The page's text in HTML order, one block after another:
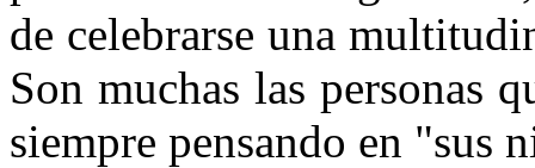
de celebrarse una
Son muchas las personas
siempre pensando en "sus